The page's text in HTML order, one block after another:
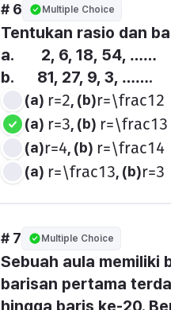
# 6 Multiple Choice
Tentukan rasio dan
a.       2, 6, 18, 54, ……
b.      81, 27, 9, 3, …….
(a) r=2 , (b)r=\frac12
(a) r=3 , (b) r=\frac13
(a)r=4 , (b) r=\frac14
(a) r=\frac13 , (b)r=3
# 7 Multiple Choice
Sebuah aula memiliki
barisan pertama
hingga baris ke-20.